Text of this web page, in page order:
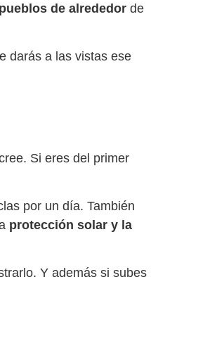
pueblos de alrededor de
darás a las vistas ese
Si eres del primer
por un día. También
protección solar y la
Y además si subes